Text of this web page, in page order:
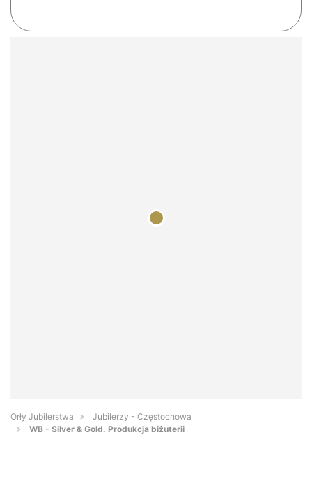
Orły Jubilerstwa
Jubilerzy - Częstochowa
WB - Silver & Gold. Produkcja biżuterii